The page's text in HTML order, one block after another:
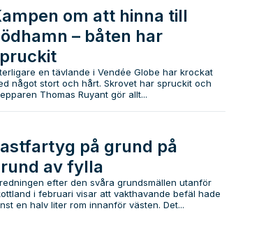
om att hinna till
– båten har
en tävlande i Vendée Globe har krockat
något stort och hårt. Skrovet har spruckit och
Thomas Ruyant gör allt...
på grund på
av fylla
efter den svåra grundsmällen utanför
i februari visar att vakthavande befäl hade
en halv liter rom innanför västen. Det...